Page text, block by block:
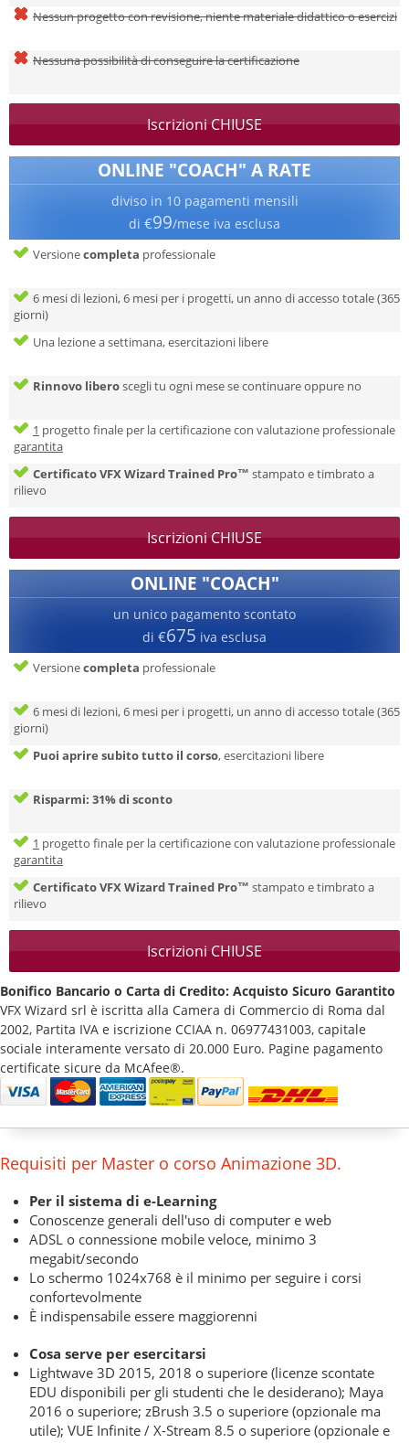
Nessun progetto con revisione, niente materiale didattico o esercizi
Nessuna possibilità di conseguire la certificazione
Iscrizioni CHIUSE
ONLINE "COACH" A RATE
diviso in 10 pagamenti mensili
di €99/mese iva esclusa
Versionecompleta professionale
6 mesi di lezioni, 6 mesi per i progetti, un anno di accesso totale (365
giorni)
Una lezione a settimana, esercitazioni libere
Rinnovo liberoscegli tu ogni mese se continuare oppure no
1 progetto finale per la certificazione con valutazione professionale
garantita
Certificato VFX Wizard Trained Pro™ stampato e timbrato a
rilievo
Iscrizioni CHIUSE
ONLINE "COACH"
un unico pagamento scontato
di €675 iva esclusa
Versionecompleta professionale
6 mesi di lezioni, 6 mesi per i progetti, un anno di accesso totale (365
giorni)
Puoi aprire subito tutto il corso, esercitazioni libere
Risparmi: 31% di sconto
1 progetto finale per la certificazione con valutazione professionale
garantita
Certificato VFX Wizard Trained Pro™ stampato e timbrato a
rilievo
Iscrizioni CHIUSE
Bonifico Bancario o Carta di Credito: Acquisto Sicuro Garantito
VFX Wizard srl è iscritta alla Camera di Commercio di Roma dal
2002, Partita IVA e iscrizione CCIAA n. 06977431003, capitale
sociale interamente versato di 20.000 Euro. Pagine pagamento
certificate sicure da McAfee®.
Requisiti per Master o corso Animazione 3D.
Per il sistema di e-Learning
Conoscenze generali dell'uso di computer e web
ADSL o connessione mobile veloce, minimo 3
megabit/secondo
Lo schermo 1024x768 è il minimo per seguire i corsi
confortevolmente
È indispensabile essere maggiorenni
Cosa serve per esercitarsi
Lightwave 3D 2015, 2018 o superiore (licenze scontate
EDU disponibili per gli studenti che le desiderano); Maya
2016 o superiore; zBrush 3.5 o superiore (opzionale ma
utile); VUE Infinite / X-Stream 8.5 o superiore (opzionale e